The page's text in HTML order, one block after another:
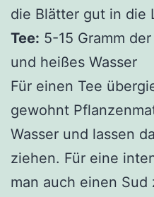
die Blätter gut in die
Tee: 5-15 Gramm
und heißes Wasser
Für einen Tee
gewohnt
Wasser und lassen
ziehen. Für eine
man auch einen